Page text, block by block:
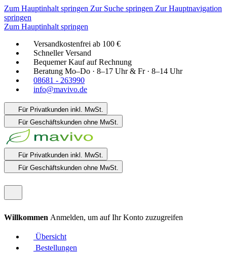
Zum Hauptinhalt springen Zur Suche springen Zur Hauptnavigation
springen
Zum Hauptinhalt springen
Versandkostenfrei ab 100 €
Schneller Versand
Bequemer Kauf auf Rechnung
Beratung Mo–Do · 8–17 Uhr & Fr · 8–14 Uhr
08681 - 263990
info@mavivo.de
Für Privatkunden inkl. MwSt.
Für Geschäftskunden ohne MwSt.
Für Privatkunden inkl. MwSt.
Für Geschäftskunden ohne MwSt.
Willkommen Anmelden, um auf Ihr Konto zuzugreifen
Übersicht
Bestellungen